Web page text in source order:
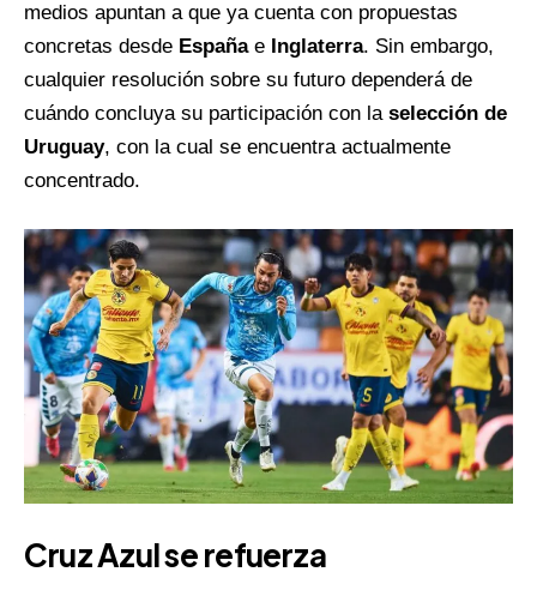
medios apuntan a que ya cuenta con propuestas
concretas desde Españae Inglaterra. Sin embargo,
cualquier resolución sobre su futuro dependerá de
cuándo concluya su participación con la selección de
Uruguay, con la cual se encuentra actualmente
concentrado.
Cruz Azul se refuerza